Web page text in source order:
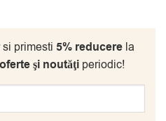
si primesti 5% reducere la
oferte şi noutăţiperiodic!